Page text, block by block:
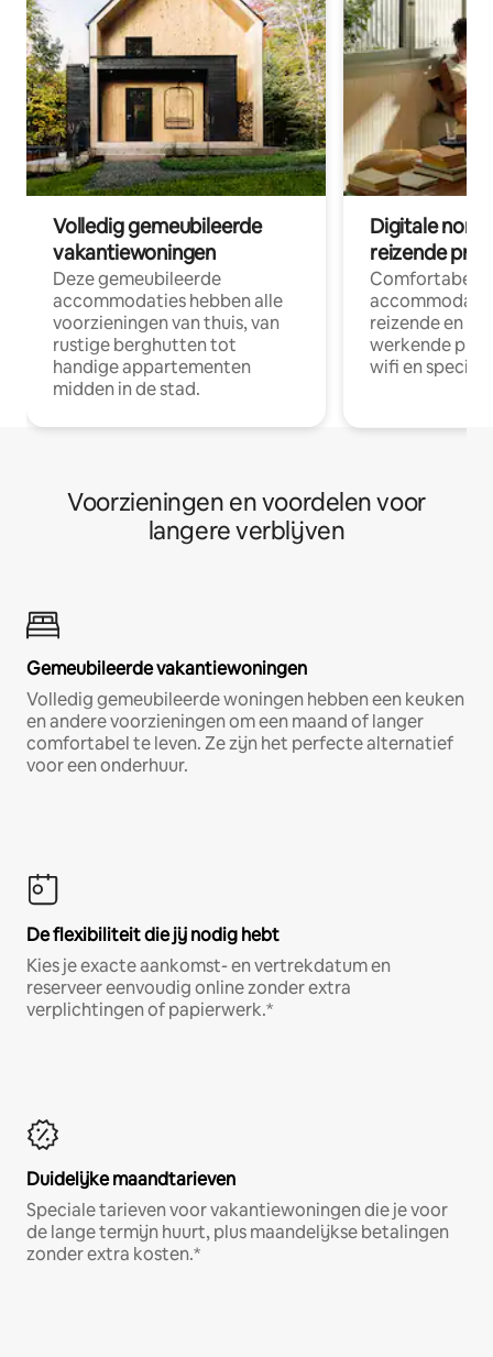
Volledig gemeubileerde
vakantiewoningen
Deze gemeubileerde
accommodaties hebben alle
voorzieningen van thuis, van
rustige berghutten tot
handige appartementen
midden in de stad.
Digitale
reizende
Comfortabele
reizende en
werkende
wifi en
Voorzieningen en voordelen voor
langere verblijven
Gemeubileerde vakantiewoningen
Volledig gemeubileerde woningen hebben een keuken
en andere voorzieningen om een maand of langer
comfortabel te leven. Ze zijn het perfecte alternatief
voor een onderhuur.
De flexibiliteit die jij nodig hebt
Kies je exacte aankomst- en vertrekdatum en
reserveer eenvoudig online zonder extra
verplichtingen of papierwerk.*
Duidelijke maandtarieven
Speciale tarieven voor vakantiewoningen die je voor
de lange termijn huurt, plus maandelijkse betalingen
zonder extra kosten.*